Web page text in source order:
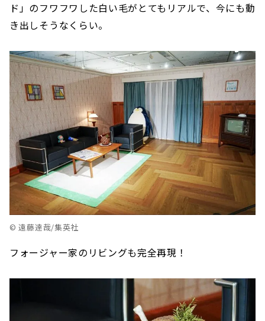
ド」のフワフワした白い毛がとてもリアルで、今にも動
き出しそうなくらい。
© 遠藤達哉/集英社
フォージャー家のリビングも完全再現！